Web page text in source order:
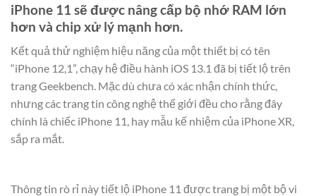
iPhone 11 sẽ được nâng cấp bộ nhớ RAM lớn
hơn và chip xử lý mạnh hơn.
Kết quả thử nghiệm hiệu năng của một thiết bị có tên
“iPhone 12,1”, chạy hệ điều hành iOS 13.1 đã bị tiết lộ trên
trang Geekbench. Mặc dù chưa có xác nhận chính thức,
nhưng các trang tin công nghệ thế giới đều cho rằng đây
chính là chiếc iPhone 11, hay mẫu kế nhiệm của iPhone XR,
sắp ra mắt.
Thông tin rò rỉ này tiết lộ iPhone 11 được trang bị một bộ vi